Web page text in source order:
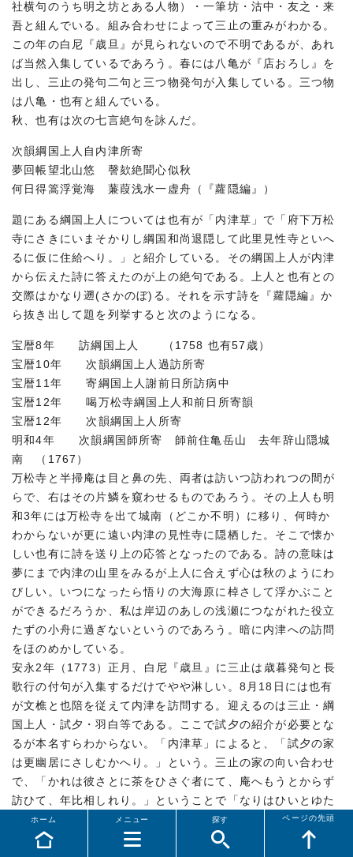
社横句のうち明之坊とある人物）・一筆坊・沽中・友之・来
吾と組んでいる。組み合わせによって三止の重みがわかる。
この年の白尼『歳旦』が見られないので不明であるが、あれ
ば当然入集しているであろう。春には八亀が『店おろし』を
出し、三止の発句二句と三つ物発句が入集している。三つ物
は八亀・也有と組んでいる。
秋、也有は次の七言絶句を詠んだ。
次韻綱国上人自内津所寄
夢回帳望北山悠 謦欬絶聞心似秋
何日得篙浮覚海 蒹葭浅水一虚舟（『蘿隠編』）
題にある綱国上人については也有が「内津草」で「府下万松
寺にさきにいまそかりし綱国和尚退隠して此里見性寺といへ
るに仮に住給へり。」と紹介している。その綱国上人が内津
から伝えた詩に答えたのが上の絶句である。上人と也有との
交際はかなり遡(さかのぼ)る。それを示す詩を『蘿隠編』か
ら抜き出して題を列挙すると次のようになる。
宝暦8年 訪綱国上人 （1758 也有57歳）
宝暦10年 次韻綱国上人過訪所寄
宝暦11年 寄綱国上人謝前日所訪病中
宝暦12年 喝万松寺綱国上人和前日所寄韻
宝暦12年 次韻綱国上人所寄
明和4年 次韻綱国師所寄 師前住亀岳山 去年辞山隠城
南 （1767）
万松寺と半掃庵は目と鼻の先、両者は訪いつ訪われつの間が
らで、右はその片鱗を窺わせるものであろう。その上人も明
和3年には万松寺を出て城南（どこか不明）に移り、何時か
わからないが更に遠い内津の見性寺に隠栖した。そこで懐か
しい也有に詩を送り上の応答となったのである。詩の意味は
夢にまで内津の山里をみるが上人に合えず心は秋のようにわ
びしい。いつになったら悟りの大海原に棹さして浮かぶこと
ができるだろうか、私は岸辺のあしの浅瀬につながれた役立
たずの小舟に過ぎないというのであろう。暗に内津への訪問
をほのめかしている。
安永2年（1773）正月、白尼『歳旦』に三止は歳暮発句と長
歌行の付句が入集するだけでやや淋しい。8月18日には也有
が文樵と也陪を従えて内津を訪問する。迎えるのは三止・綱
国上人・試夕・羽白等である。ここで試夕の紹介が必要とな
るが本名すらわからない。「内津草」によると、「試夕の家
は更幽居にさしむかへり。」という。三止の家の向い合わせ
で、「かれは彼さとに茶をひさぐ者にて、庵へもうとからず
訪ひて、年比相しれり。」ということで「なりはひいとゆた
かなるをのこ」である。三止の薬種商に劣らず土地の産物で
ある茶を扱う裕福な葉茶屋であった。名古屋へ商用で出向き
メニュー
ホーム 探す ページの先頭